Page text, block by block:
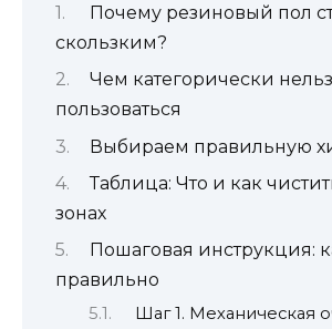
Почему резиновый пол
скользким?
Чем категорически
пользоваться
Выбираем правильную
Таблица: Что и как
зонах
Пошаговая инструкция:
правильно
Шаг 1. Механическая